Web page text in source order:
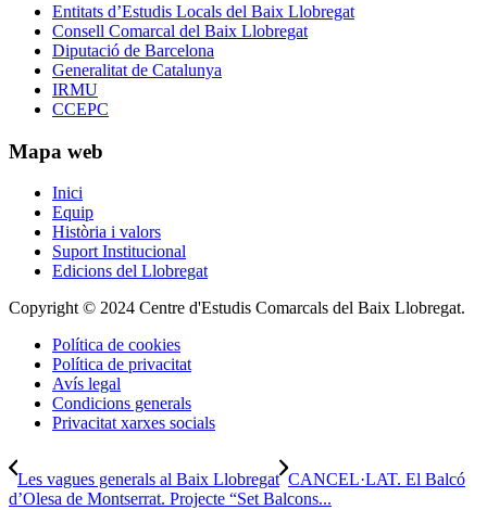
Entitats d’Estudis Locals del Baix Llobregat
Consell Comarcal del Baix Llobregat
Diputació de Barcelona
Generalitat de Catalunya
IRMU
CCEPC
Mapa web
Inici
Equip
Història i valors
Suport Institucional
Edicions del Llobregat
Copyright © 2024 Centre d'Estudis Comarcals del Baix Llobregat.
Política de cookies
Política de privacitat
Avís legal
Condicions generals
Privacitat xarxes socials
Les vagues generals al Baix Llobregat CANCEL·LAT. El Balcó
d’Olesa de Montserrat. Projecte “Set Balcons...